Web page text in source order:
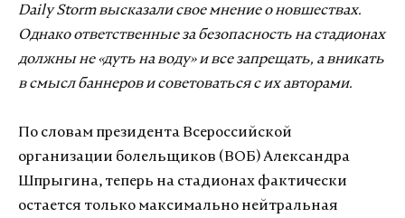
Daily Storm высказали свое мнение о новшествах.
Однако ответственные за безопасность на стадионах
должны не «дуть на воду» и все запрещать, а вникать
в смысл баннеров и советоваться с их авторами.
По словам президента Всероссийской
организации болельщиков (ВОБ) Александра
Шпрыгина, теперь на стадионах фактически
остается только максимально нейтральная